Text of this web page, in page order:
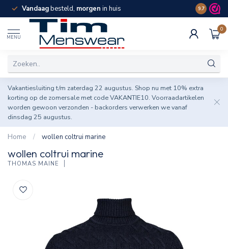
Vandaagbesteld, morgen in huis Spaar
9.7
MENU
0
Vakantiesluiting t/m zaterdag 22 augustus. Shop nu met 10% extra
korting op de zomersale met code VAKANTIE10. Voorraadartikelen
worden gewoon verzonden - backorders verwerken we vanaf
dinsdag 25 augustus.
Home / wollen coltrui marine
wollen coltrui marine
THOMAS MAINE